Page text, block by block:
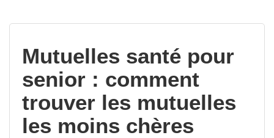
Mutuelles santé pour
senior : comment
trouver les mutuelles
les moins chères